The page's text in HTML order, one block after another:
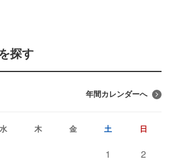
探す
年間カレンダーへ
水 木 金 土 日
1 2